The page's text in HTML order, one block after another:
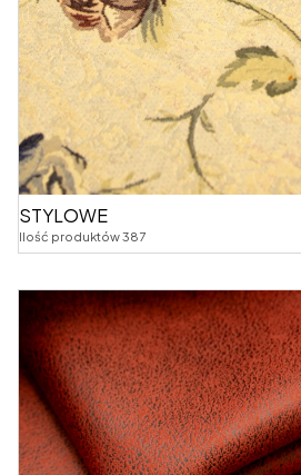
STYLOWE
Ilość produktów 387